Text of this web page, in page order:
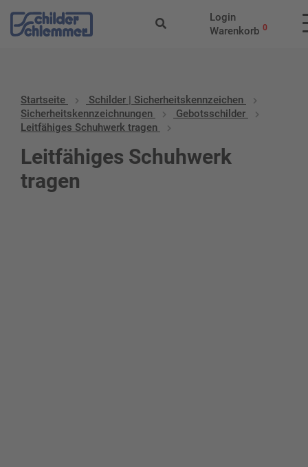
Login
Warenkorb 0
Startseite
Schilder | Sicherheitskennzeichen
Sicherheitskennzeichnungen
Gebotsschilder
Leitfähiges Schuhwerk tragen
Leitfähiges Schuhwerk
tragen